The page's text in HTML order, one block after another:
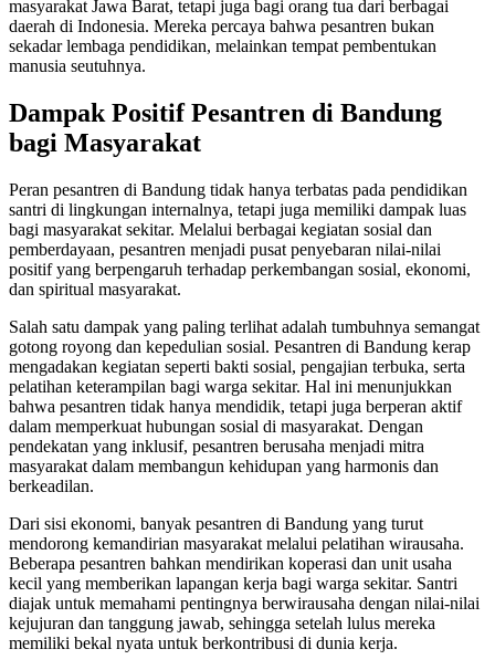
masyarakat Jawa Barat, tetapi juga bagi orang tua dari berbagai
daerah di Indonesia. Mereka percaya bahwa pesantren bukan
sekadar lembaga pendidikan, melainkan tempat pembentukan
manusia seutuhnya.
Dampak Positif Pesantren di Bandung
bagi Masyarakat
Peran pesantren di Bandung tidak hanya terbatas pada pendidikan
santri di lingkungan internalnya, tetapi juga memiliki dampak luas
bagi masyarakat sekitar. Melalui berbagai kegiatan sosial dan
pemberdayaan, pesantren menjadi pusat penyebaran nilai-nilai
positif yang berpengaruh terhadap perkembangan sosial, ekonomi,
dan spiritual masyarakat.
Salah satu dampak yang paling terlihat adalah tumbuhnya semangat
gotong royong dan kepedulian sosial. Pesantren di Bandung kerap
mengadakan kegiatan seperti bakti sosial, pengajian terbuka, serta
pelatihan keterampilan bagi warga sekitar. Hal ini menunjukkan
bahwa pesantren tidak hanya mendidik, tetapi juga berperan aktif
dalam memperkuat hubungan sosial di masyarakat. Dengan
pendekatan yang inklusif, pesantren berusaha menjadi mitra
masyarakat dalam membangun kehidupan yang harmonis dan
berkeadilan.
Dari sisi ekonomi, banyak pesantren di Bandung yang turut
mendorong kemandirian masyarakat melalui pelatihan wirausaha.
Beberapa pesantren bahkan mendirikan koperasi dan unit usaha
kecil yang memberikan lapangan kerja bagi warga sekitar. Santri
diajak untuk memahami pentingnya berwirausaha dengan nilai-nilai
kejujuran dan tanggung jawab, sehingga setelah lulus mereka
memiliki bekal nyata untuk berkontribusi di dunia kerja.